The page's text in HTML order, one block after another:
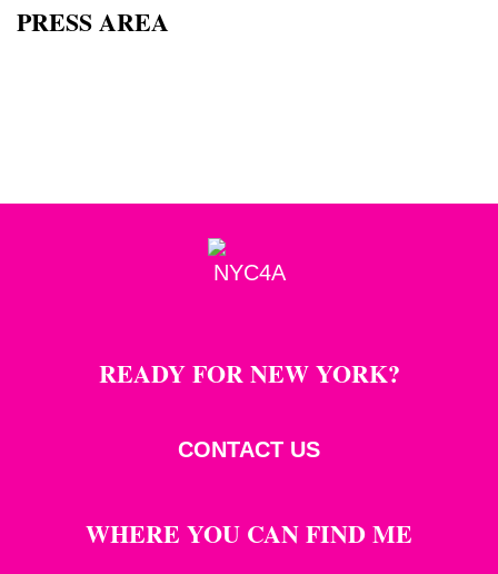
PRESS AREA
READY FOR NEW YORK?
CONTACT US
WHERE YOU CAN FIND ME